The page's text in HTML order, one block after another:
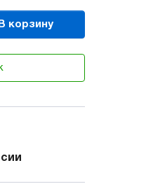
В корзину